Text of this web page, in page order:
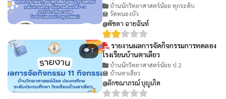
บ้านนักวิทยาศาสตร์น้อย ทุกระดับ
🏫 วัดหนองบัว
@พัชดา ฉายฉันท์
👁 7
รายงานผลการจัดกิจกรรมการทดลอง
โรงเรียนบ้านตาเลียว
บ้านนักวิทยาศาสตร์น้อย ป.2
🏫 บ้านตาเลียว
@ลักขณาภรณ์ บุญเกิด